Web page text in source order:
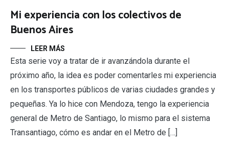
Mi experiencia con los colectivos de
Buenos Aires
LEER MÁS
Esta serie voy a tratar de ir avanzándola durante el
próximo año, la idea es poder comentarles mi experiencia
en los transportes públicos de varias ciudades grandes y
pequeñas. Ya lo hice con Mendoza, tengo la experiencia
general de Metro de Santiago, lo mismo para el sistema
Transantiago, cómo es andar en el Metro de […]